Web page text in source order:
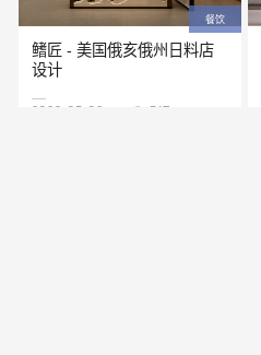
餐饮
鳍匠 - 美国俄亥俄州日料店
设计
2026-03-09 347